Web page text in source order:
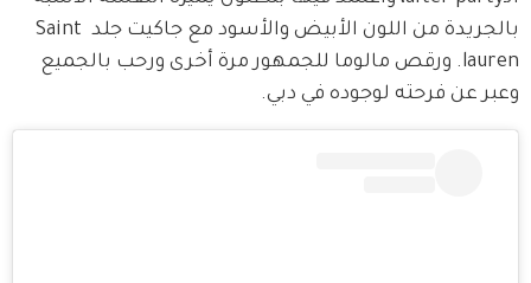
بالجريدة من اللون الأبيض والأسود مع جاكيت جلد Saint
lauren. ورقص مالوما للجمهور مرة أخرى ورحب بالجميع
وعبر عن فرحته لوجوده في دبي.